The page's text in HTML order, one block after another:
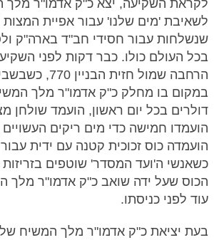
לקראת השקיעה, יצא כ"ק אדמו"ר מלך
לשאיבת 'מים שלנו' עבור אפיית
שנשלחות עבור חסידי חב"ד בארה"ק
בכל העולם כולו. כבר דקות לפני
הרחבה שמול חזית
במקום בו מחלק כ"ק אדמו"ר מלך
דולרים בכל יום ראשון, הועמד שולחן
הועמדו חמישה כדי מים ריקים העשויים
הועמדה כוס זכוכית קטנה עם ידית
כשאנשי ה'ועד המסדר' שוטפים
הכוס שעל ידה שואב כ"ק אדמו"ר מלך
עוד לפני כניסתו.
בעת יציאת כ"ק אדמו"ר מלך המשיח